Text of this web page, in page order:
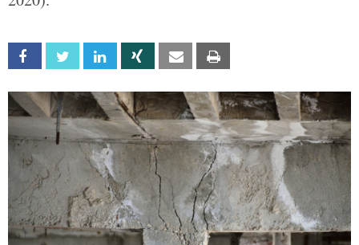
Facebook Twitter Linkedin Xing Email